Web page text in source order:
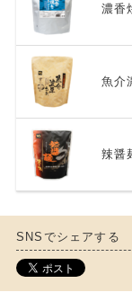
濃香
魚介
辣醤
SNSでシェアする